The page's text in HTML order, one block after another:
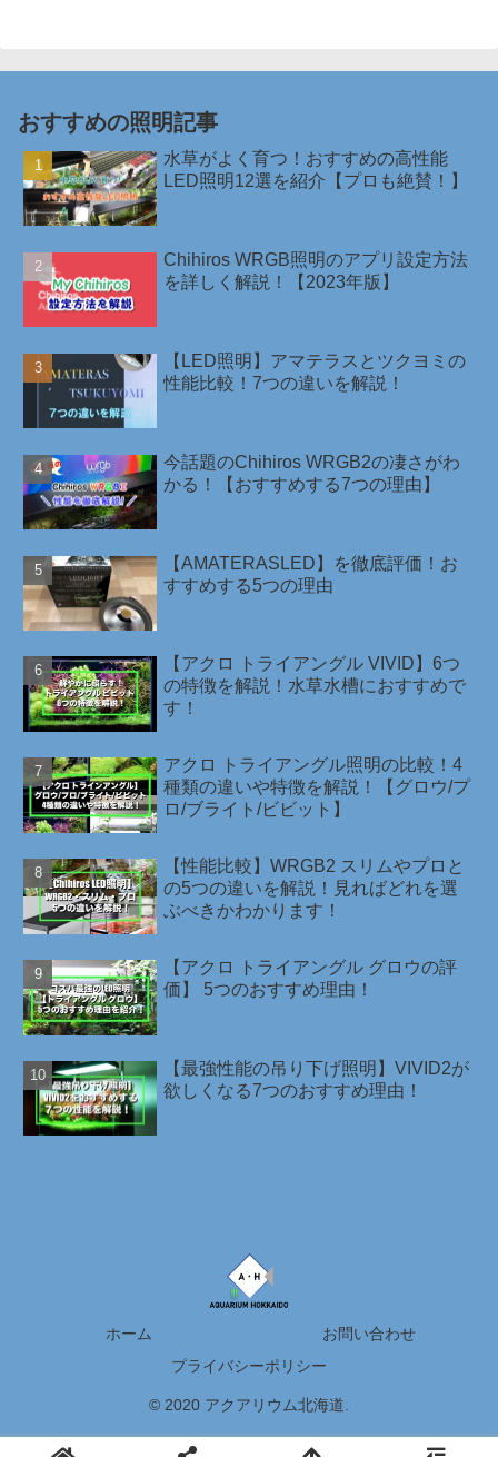
おすすめの照明記事
水草がよく育つ！おすすめの高性能
LED照明12選を紹介【プロも絶賛！】
Chihiros WRGB照明のアプリ設定方法
を詳しく解説！【2023年版】
【LED照明】アマテラスとツクヨミの
性能比較！7つの違いを解説！
今話題のChihiros WRGB2の凄さがわ
かる！【おすすめする7つの理由】
【AMATERASLED】を徹底評価！お
すすめする5つの理由
【アクロ トライアングル VIVID】6つ
の特徴を解説！水草水槽におすすめで
す！
アクロ トライアングル照明の比較！4
種類の違いや特徴を解説！【グロウ/プ
ロ/ブライト/ビビット】
【性能比較】WRGB2 スリムやプロと
の5つの違いを解説！見ればどれを選
ぶべきかわかります！
【アクロ トライアングル グロウの評
価】 5つのおすすめ理由！
【最強性能の吊り下げ照明】VIVID2が
欲しくなる7つのおすすめ理由！
ホーム
お問い合わせ
プライバシーポリシー
© 2020 アクアリウム北海道.